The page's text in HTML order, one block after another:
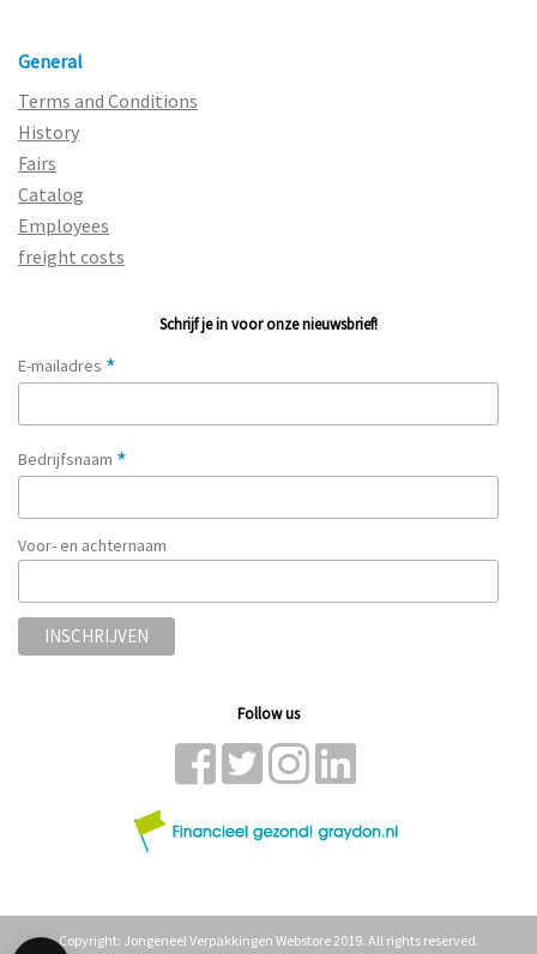
General
Terms and Conditions
History
Fairs
Catalog
Employees
freight costs
Schrijf je in voor onze nieuwsbrief!
E-mailadres *
Bedrijfsnaam *
Voor- en achternaam
Follow us
Copyright: Jongeneel Verpakkingen Webstore 2019. All rights reserved.